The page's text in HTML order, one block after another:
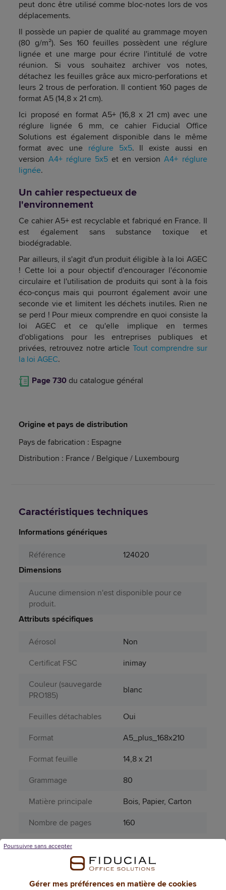
peut donc être utilisé comme bloc-notes lors de vos
déplacements.
Il possède un papier de qualité au grammage moyen
(80 g/m²). Ses 160 feuilles possèdent une réglure
lignée et une marge pour écrire l'intitulé de votre
réunion. Si vous souhaitez archiver vos notes,
détachez les feuilles grâce aux micro-perforations et
leurs 2 trous de perforation. Il contient 160 pages de
format A5 (14,8 x 21 cm).
Ici proposé en format A5+ (16,8 x 21 cm) avec une
réglure lignée 6 mm, ce cahier Fiducial Office
Solutions est également disponible dans le même
format avec une réglure 5x5. Il existe aussi en
version A4+ réglure 5x5et en versionA4+ réglure
lignée.
Un cahier respectueux de
l'environnement
Ce cahier A5+ est recyclable et fabriqué en France. Il
est également sans substance toxique et
biodégradable.
Par ailleurs, il s'agit d'un produit éligible à la loi AGEC
! Cette loi a pour objectif d'encourager l'économie
circulaire et l'utilisation de produits qui sont à la fois
éco-conçus mais qui pourront également avoir une
seconde vie et limitent les déchets inutiles. Rien ne
se perd ! Pour mieux comprendre en quoi consiste la
loi AGEC et ce qu'elle implique en termes
d'obligations pour les entreprises publiques et
privées, retrouvez notre article Tout comprendre sur
la loi AGEC.
Page 730 du catalogue général
Origine et pays de distribution
Pays de fabrication : Espagne
Distribution : France / Belgique / Luxembourg
Caractéristiques techniques
Informations génériques
Référence
124020
Dimensions
Aucune dimension n'est disponible pour ce
produit.
Attributs spécifiques
Aérosol
Non
Certificat FSC
inimay
Couleur (sauvegarde
PRO185)
blanc
Feuilles détachables
Oui
Format
A5_plus_168x210
Format feuille
14,8 x 21
Grammage
80
Matière principale
Bois, Papier, Carton
Nombre de pages
160
Page catalogue
Gérer mes préférences en matière de cookies
Poursuivre sans accepter